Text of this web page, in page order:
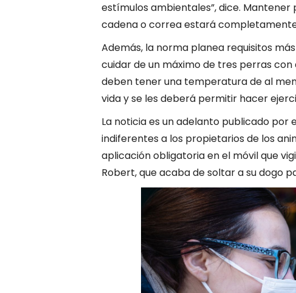
estímulos ambientales”, dice.
cadena o correa estará
Además, la norma planea requisitos
cuidar de un máximo de tres perras
deben tener una temperatura de al
vida y se les deberá permitir hacer
La noticia es un adelanto publicado por
indiferentes a los propietarios de los
aplicación obligatoria en el móvil que
Robert, que acaba de soltar a su dogo